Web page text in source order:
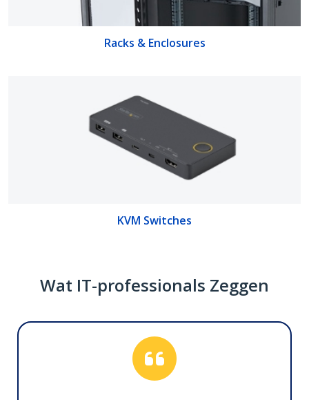
Racks & Enclosures
KVM Switches
1m Gecertificeerde Thunderbolt 5 Kabel
Maak ultra high-performance verbindingen met
Wat IT-professionals Zeggen